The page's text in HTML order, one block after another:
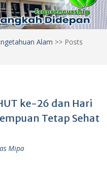
Alam >> Posts
ke-26 dan Hari
Tetap Sehat
Mipa